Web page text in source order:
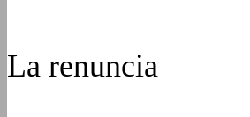
La renuncia